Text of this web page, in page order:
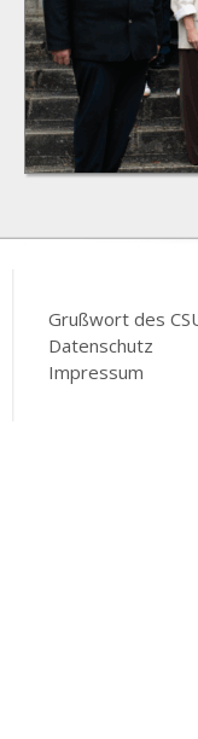
Grußwort des
Datenschutz
Impressum